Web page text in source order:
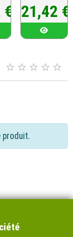
Prix
21,42 €
    
produit.